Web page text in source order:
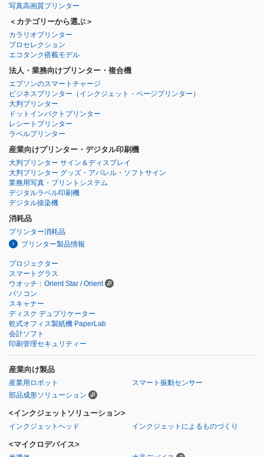
写真高画質プリンター
＜カテゴリーから選ぶ＞
カラリオプリンター
プロセレクション
エコタンク搭載モデル
法人・業務向けプリンター・複合機
エプソンのスマートチャージ
ビジネスプリンター （インクジェット・ページプリンター）
大判プリンター
ドットインパクトプリンター
レシートプリンター
ラベルプリンター
産業向けプリンター・デジタル印刷機
大判プリンター サイン＆ディスプレイ
大判プリンター グッズ・アパレル・ソフトサイン
業務用写真・プリントシステム
デジタルラベル印刷機
デジタル捺染機
消耗品
プリンター消耗品
プリンター製品情報
プロジェクター
スマートグラス
ウオッチ：Orient Star / Orient
パソコン
スキャナー
ディスク デュプリケーター
乾式オフィス製紙機 PaperLab
会計ソフト
印刷管理セキュリティー
産業向け製品
産業用ロボット
スマート振動センサー
部品成形ソリューション
<インクジェットソリューション>
インクジェットヘッド インクジェットによるものづくり
<マイクロデバイス>